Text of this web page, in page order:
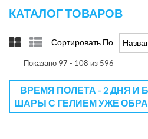
КАТАЛОГ ТОВАРОВ
Сортировать По
Показано 97 - 108 из 596
ВРЕМЯ ПОЛЕТА - 2 ДНЯ И
ШАРЫ С ГЕЛИЕМ УЖЕ